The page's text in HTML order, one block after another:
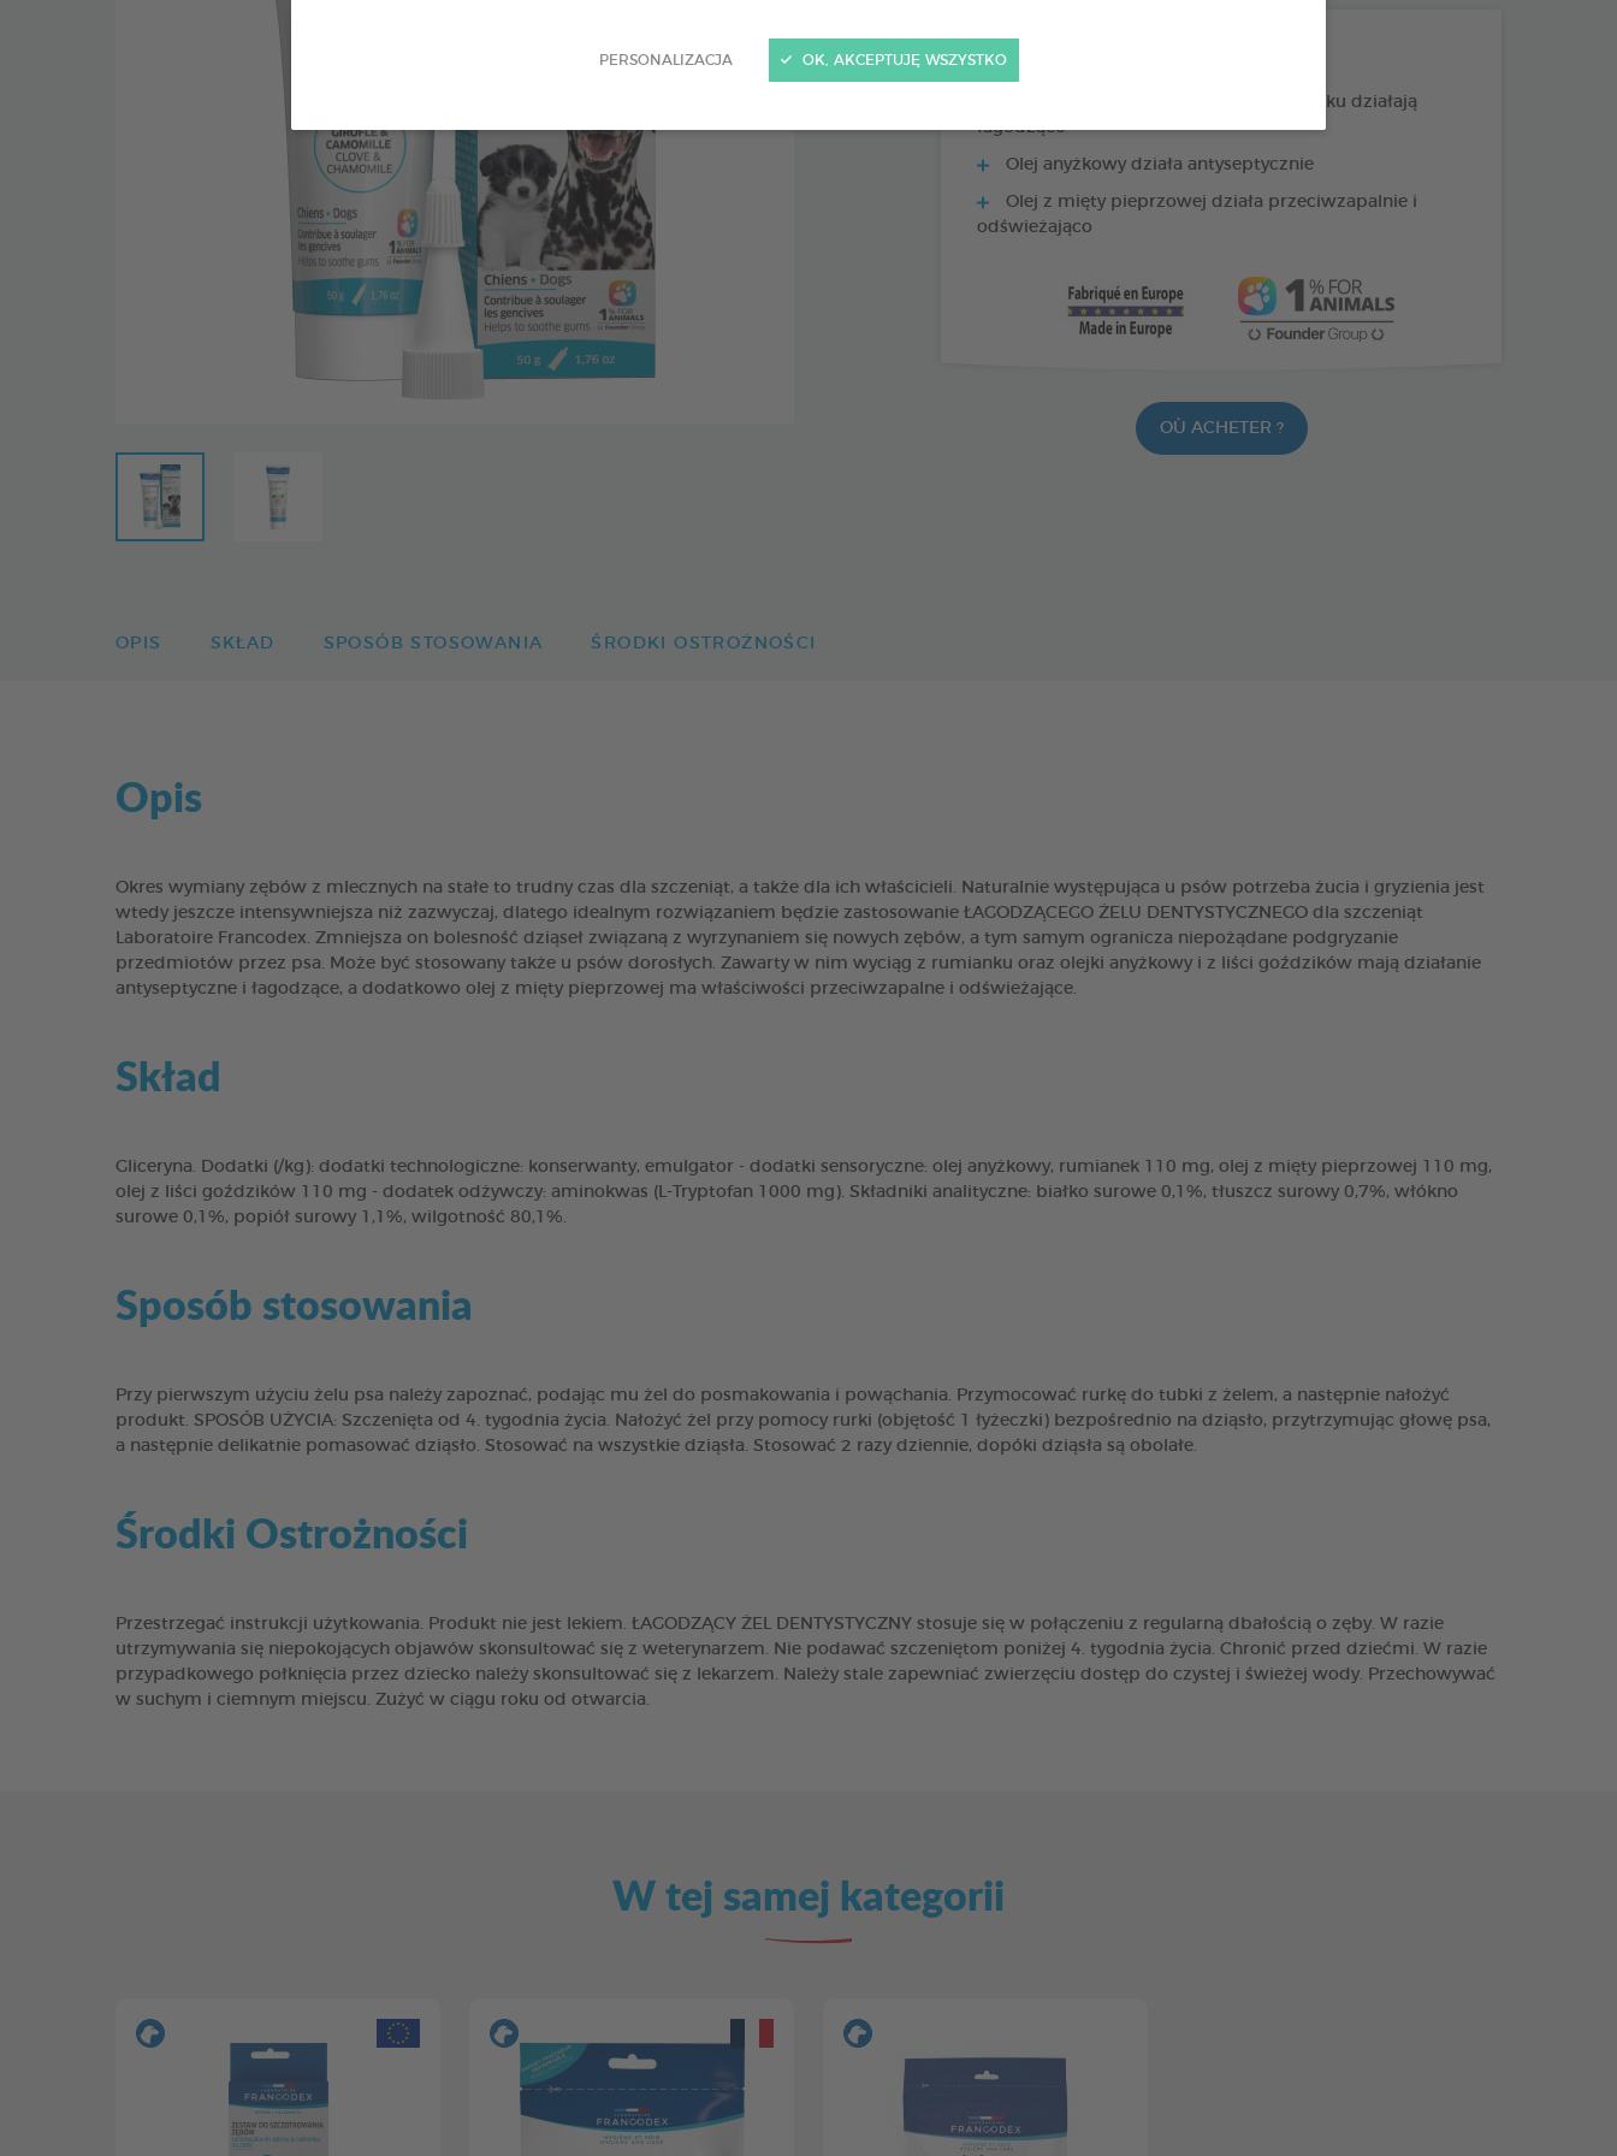
PERSONALIZACJA OK, AKCEPTUJĘ WSZYSTKO
Olej z liści goździka i wyciąg z rumianku działają
łagodząco
Olej anyżkowy działa antyseptycznie
Olej z mięty pieprzowej działa przeciwzapalnie i
odświeżająco
OÙ ACHETER ?
OPIS SKŁAD SPOSÓB STOSOWANIA ŚRODKI OSTROŻNOŚCI
Opis
Okres wymiany zębów z mlecznych na stałe to trudny czas dla szczeniąt, a także dla ich właścicieli. Naturalnie występująca u psów potrzeba żucia i gryzienia jest
wtedy jeszcze intensywniejsza niż zazwyczaj, dlatego idealnym rozwiązaniem będzie zastosowanie ŁAGODZĄCEGO ŻELU DENTYSTYCZNEGO dla szczeniąt
Laboratoire Francodex. Zmniejsza on bolesność dziąseł związaną z wyrzynaniem się nowych zębów, a tym samym ogranicza niepożądane podgryzanie
przedmiotów przez psa. Może być stosowany także u psów dorosłych. Zawarty w nim wyciąg z rumianku oraz olejki anyżkowy i z liści goździków mają działanie
antyseptyczne i łagodzące, a dodatkowo olej z mięty pieprzowej ma właściwości przeciwzapalne i odświeżające.
Skład
Gliceryna. Dodatki (/kg): dodatki technologiczne: konserwanty, emulgator - dodatki sensoryczne: olej anyżkowy, rumianek 110 mg, olej z mięty pieprzowej 110 mg,
olej z liści goździków 110 mg - dodatek odżywczy: aminokwas (L-Tryptofan 1000 mg). Składniki analityczne: białko surowe 0,1%, tłuszcz surowy 0,7%, włókno
surowe 0,1%, popiół surowy 1,1%, wilgotność 80,1%.
Sposób stosowania
Przy pierwszym użyciu żelu psa należy zapoznać, podając mu żel do posmakowania i powąchania. Przymocować rurkę do tubki z żelem, a następnie nałożyć
produkt. SPOSÓB UŻYCIA: Szczenięta od 4. tygodnia życia. Nałożyć żel przy pomocy rurki (objętość 1 łyżeczki) bezpośrednio na dziąsło, przytrzymując głowę psa,
a następnie delikatnie pomasować dziąsło. Stosować na wszystkie dziąsła. Stosować 2 razy dziennie, dopóki dziąsła są obolałe.
Środki Ostrożności
Przestrzegać instrukcji użytkowania. Produkt nie jest lekiem. ŁAGODZĄCY ŻEL DENTYSTYCZNY stosuje się w połączeniu z regularną dbałością o zęby. W razie
utrzymywania się niepokojących objawów skonsultować się z weterynarzem. Nie podawać szczeniętom poniżej 4. tygodnia życia. Chronić przed dziećmi. W razie
przypadkowego połknięcia przez dziecko należy skonsultować się z lekarzem. Należy stale zapewniać zwierzęciu dostęp do czystej i świeżej wody. Przechowywać
w suchym i ciemnym miejscu. Zużyć w ciągu roku od otwarcia.
W tej samej kategorii